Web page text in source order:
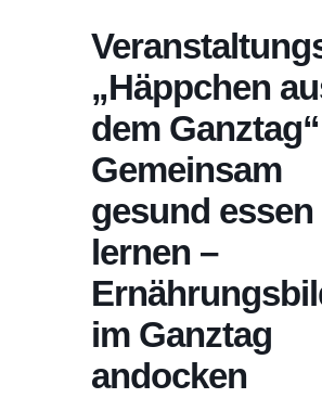
„Häppchen
dem
Gemeinsam
gesund essen
lernen –
im Ganztag
andocken